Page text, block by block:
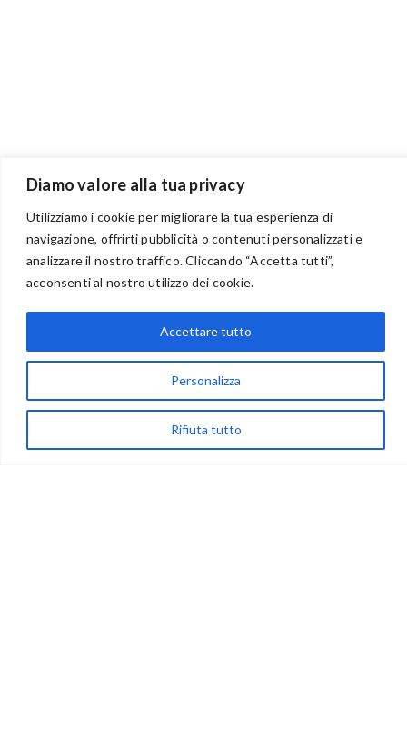
Diamo valore alla tua privacy
Utilizziamo i cookie per migliorare la tua esperienza di
navigazione, offrirti pubblicità o contenuti personalizzati e
analizzare il nostro traffico. Cliccando “Accetta tutti”,
acconsenti al nostro utilizzo dei cookie.
Personalizza
Rifiuta tutto
Accettare tutto
BENVENUTI NEL PORTALE RIVENDITORI
via Acqua delle Noci 12
83024 Monteforte Irpino (AV)
WhatsApp